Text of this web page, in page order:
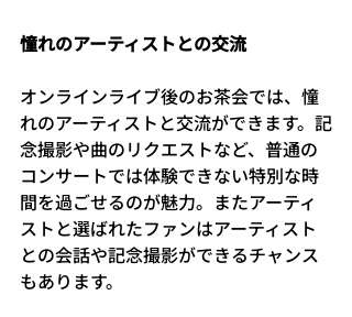
憧れのアーティストとの交流
オンラインライブ後のお茶会では、憧
れのアーティストと交流ができます。記
念撮影や曲のリクエストなど、普通の
コンサートでは体験できない特別な時
間を過ごせるのが魅力。またアーティ
ストと選ばれたファンはアーティスト
との会話や記念撮影ができるチャンス
もあります。